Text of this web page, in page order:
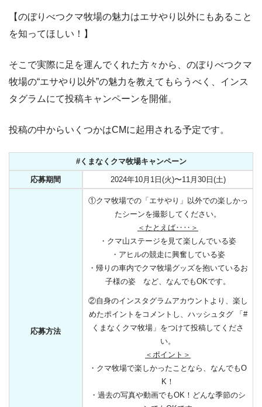
【のぼりべつクマ牧場の魅力はエサやり以外にもあること
を知ってほしい！】
そこで実際に足を運んでくれた方々から、のぼりべつクマ
牧場の“エサやり以外”の魅力を教えてもらうべく、インス
タグラムにて投稿キャンペーンを開催。
投稿の中からいくつかはCMに起用される予定です。
#くまなくクマ牧場キャンペーン
応募期間 2024年10月1日(火)〜11月30日(土)
応募方法
①クマ牧場での「エサやり」以外での楽しかっ
たシーンを撮影してください。
＜たとえば‥‥＞
・クマ山ステージを見て楽しんでいる姿
・アヒルの競走に興奮している姿
・帰りの車内でクマ牧場グッズを抱いているお
子様の姿 など、なんでもOKです。
②自身のインスタグラムアカウントより、楽し
めたポイントをコメントし、ハッシュタグ 「#
くまなくクマ牧場」をつけて投稿してくださ
い。
＜ポイント＞
・クマ牧場で楽しかったことなら、なんでもO
K！
・過去の写真や動画でもOK！どんな季節のシ